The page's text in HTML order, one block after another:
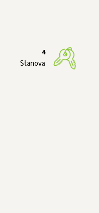
4
Stanova